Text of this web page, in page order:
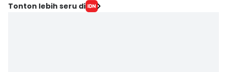
Tonton lebih seru di